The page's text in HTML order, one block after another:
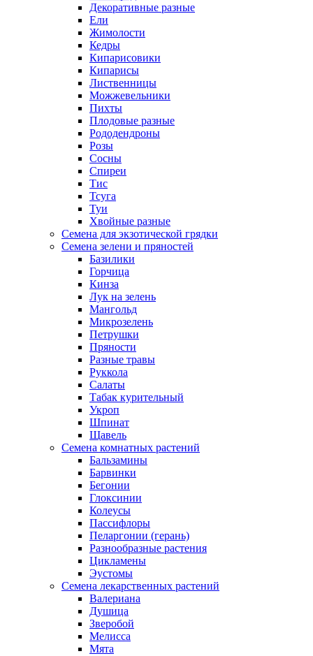
Декоративные разные
Ели
Жимолости
Кедры
Кипарисовики
Кипарисы
Лиственницы
Можжевельники
Пихты
Плодовые разные
Рододендроны
Розы
Сосны
Спиреи
Тис
Тсуга
Туи
Хвойные разные
Семена для экзотической грядки
Семена зелени и пряностей
Базилики
Горчица
Кинза
Лук на зелень
Мангольд
Микрозелень
Петрушки
Пряности
Разные травы
Руккола
Салаты
Табак курительный
Укроп
Шпинат
Щавель
Семена комнатных растений
Бальзамины
Барвинки
Бегонии
Глоксинии
Колеусы
Пассифлоры
Пеларгонии (герань)
Разнообразные растения
Цикламены
Эустомы
Семена лекарственных растений
Валериана
Душица
Зверобой
Мелисса
Мята